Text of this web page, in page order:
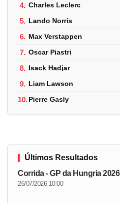
4. Charles Leclerc
5. Lando Norris
6. Max Verstappen
7. Oscar Piastri
8. Isack Hadjar
9. Liam Lawson
10.Pierre Gasly
Últimos Resultados
Corrida - GP da Hungria 2026
26/07/2026 10:00